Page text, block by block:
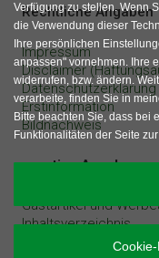
Rechtliche Angaben
Impressum
Disclaimer
Datenschutzerklärung
Erstinformation
Bildnachweis
sonstige Angaben
Gastartikel und
Inhaltsverzeichnis
Verfügung zu stellen. Wenn
die Verwendung dieser
Ihre persönlichen
anpassen" vornehmen. Ihre
widerrufen, bzw. ändern.
verarbeite, finden Sie in
Bitte beachten Sie, dass bei
Funktionalitäten der Seite